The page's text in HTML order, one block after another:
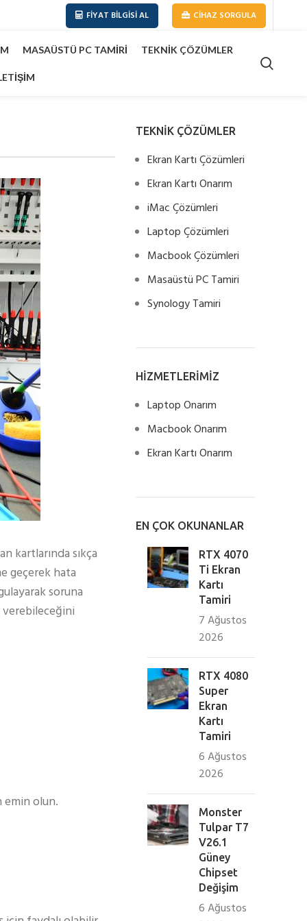
FIYAT BILGISI AL CIHAZ SORGULA
MASAÜSTÜ PC TAMIRI TEKNIK ÇÖZÜMLER
kartlarında sıkça
geçerek hata
soruna
verebileceğini
emin olun.
TEKNİK ÇÖZÜMLER
Ekran Kartı Çözümleri
Ekran Kartı Onarım
iMac Çözümleri
Laptop Çözümleri
Macbook Çözümleri
Masaüstü PC Tamiri
Synology Tamiri
HİZMETLERİMİZ
Laptop Onarım
Macbook Onarım
Ekran Kartı Onarım
EN ÇOK OKUNANLAR
RTX 4070
Ti Ekran
Kartı
Tamiri
7 Ağustos
2026
RTX 4080
Super
Ekran
Kartı
Tamiri
6 Ağustos
2026
Monster
Tulpar T7
V26.1
Güney
Chipset
Değişim
6 Ağustos